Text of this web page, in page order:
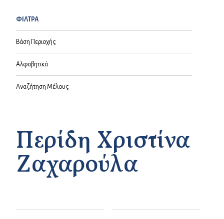
ΦΙΛΤΡΑ
Βάση Περιοχής
Αλφαβητικά
Αναζήτηση Μέλους
Περίδη Χριστίνα
Ζαχαρούλα